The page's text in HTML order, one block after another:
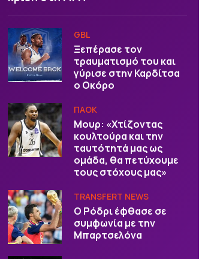
GBL
Ξεπέρασε τον
τραυματισμό του και
γύρισε στην Καρδίτσα
ο Οκόρο
ΠΑΟΚ
Μουρ: «Χτίζοντας
κουλτούρα και την
ταυτότητά μας ως
ομάδα, θα πετύχουμε
τους στόχους μας»
TRANSFERT NEWS
O Ρόδρι έφθασε σε
συμφωνία με την
Μπαρτσελόνα